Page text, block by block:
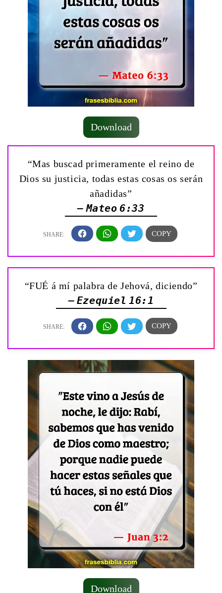
Download
“Mas buscad primeramente el reino de
Dios su justicia, todas estas cosas os serán
añadidas”
— Mateo 6:33
“FUÉ á mí palabra de Jehová, diciendo”
— Ezequiel 16:1
Download